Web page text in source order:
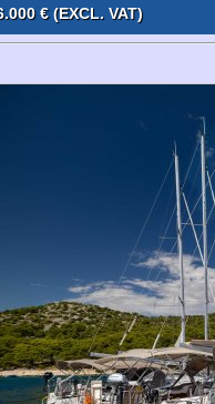
€ (EXCL. VAT)